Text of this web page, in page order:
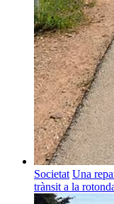
Societat Una
trànsit a la